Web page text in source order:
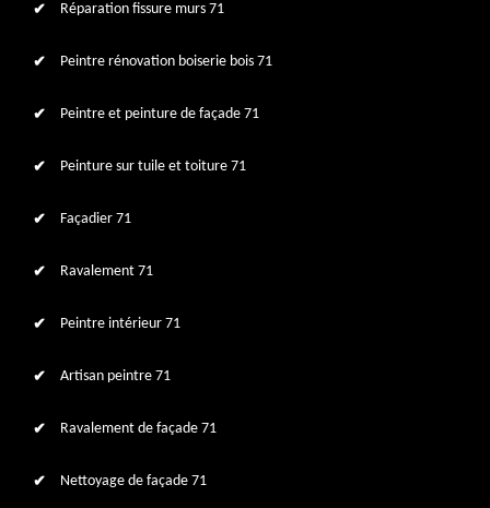
Réparation fissure murs 71
Peintre rénovation boiserie bois 71
Peintre et peinture de façade 71
Peinture sur tuile et toiture 71
Façadier 71
Ravalement 71
Peintre intérieur 71
Artisan peintre 71
Ravalement de façade 71
Nettoyage de façade 71